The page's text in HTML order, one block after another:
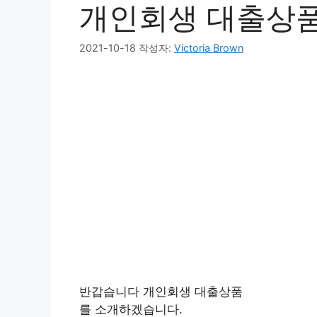
개인회생 대출상
2021-10-18 작성자: Victoria Brown
반갑습니다 개인회생 대출상품
를 소개하겠습니다.